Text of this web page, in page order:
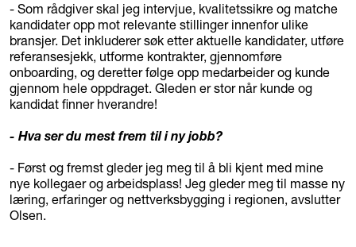
- Som rådgiver skal jeg intervjue, kvalitetssikre og matche
kandidater opp mot relevante stillinger innenfor ulike
bransjer. Det inkluderer søk etter aktuelle kandidater, utføre
referansesjekk, utforme kontrakter, gjennomføre
onboarding, og deretter følge opp medarbeider og kunde
gjennom hele oppdraget. Gleden er stor når kunde og
kandidat finner hverandre!
- Hva ser du mest frem til i ny jobb?
- Først og fremst gleder jeg meg til å bli kjent med mine
nye kollegaer og arbeidsplass! Jeg gleder meg til masse ny
læring, erfaringer og nettverksbygging i regionen, avslutter
Olsen.